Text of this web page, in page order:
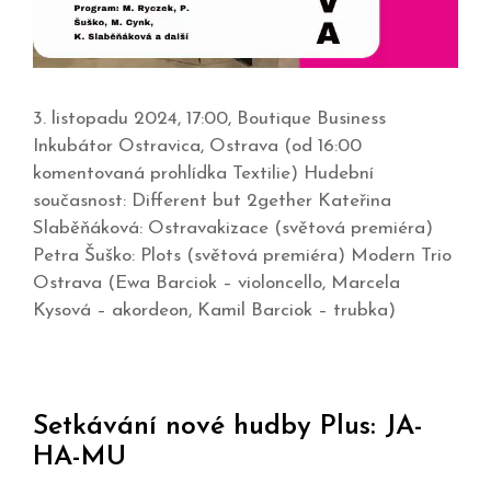
3. listopadu 2024, 17:00, Boutique Business
Inkubátor Ostravica, Ostrava (od 16:00
komentovaná prohlídka Textilie) Hudební
současnost: Different but 2gether Kateřina
Slaběňáková: Ostravakizace (světová premiéra)
Petra Šuško: Plots (světová premiéra) Modern Trio
Ostrava (Ewa Barciok – violoncello, Marcela
Kysová – akordeon, Kamil Barciok – trubka)
Setkávání nové hudby Plus: JA-
HA-MU